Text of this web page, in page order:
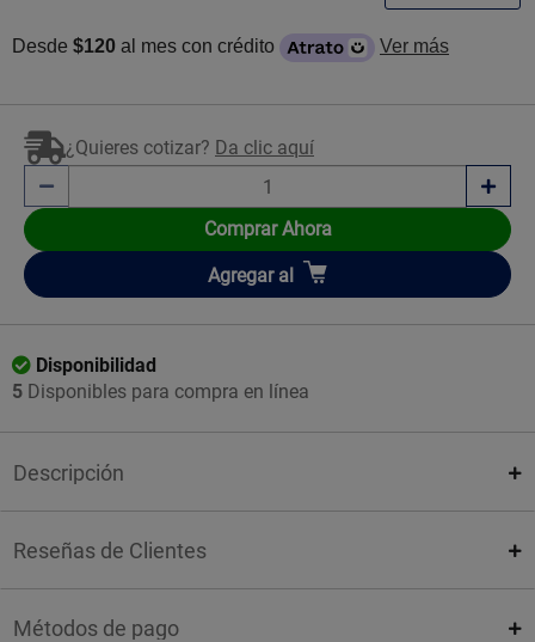
Desde $120 al mes con crédito Ver más
¿Quieres cotizar? Da clic aquí
Comprar Ahora
Añadir
Agregar al
Disponibilidad
5 Disponibles para compra en línea
Descripción
Reseñas de Clientes
Métodos de pago